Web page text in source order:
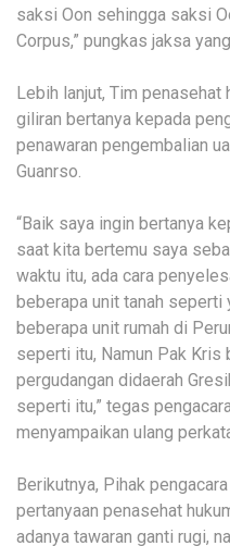
saksi Oon sehingga saksi
Corpus,” pungkas jaksa
Lebih lanjut, Tim penasehat
giliran bertanya kepada
penawaran pengembalian
Guanrso.
“Baik saya ingin bertanya
saat kita bertemu saya
waktu itu, ada cara
beberapa unit tanah seperti
beberapa unit rumah di
seperti itu, Namun Pak Kris
pergudangan didaerah
seperti itu,” tegas
menyampaikan ulang
Berikutnya, Pihak
pertanyaan penasehat
adanya tawaran ganti rugi,